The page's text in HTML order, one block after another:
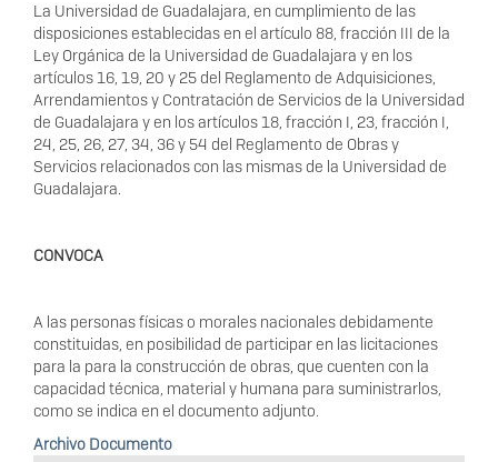
La Universidad de Guadalajara, en cumplimiento de las
disposiciones establecidas en el artículo 88, fracción III de la
Ley Orgánica de la Universidad de Guadalajara y en los
artículos 16, 19, 20 y 25 del Reglamento de Adquisiciones,
Arrendamientos y Contratación de Servicios de la Universidad
de Guadalajara y en los artículos 18, fracción I, 23, fracción I,
24, 25, 26, 27, 34, 36 y 54 del Reglamento de Obras y
Servicios relacionados con las mismas de la Universidad de
Guadalajara.
CONVOCA
A las personas físicas o morales nacionales debidamente
constituidas, en posibilidad de participar en las licitaciones
para la para la construcción de obras, que cuenten con la
capacidad técnica, material y humana para suministrarlos,
como se indica en el documento adjunto.
Archivo Documento